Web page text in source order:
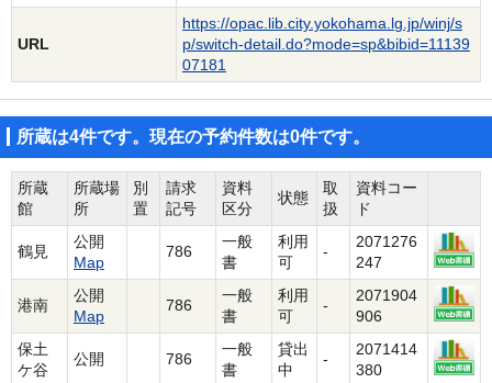
URL
https://opac.lib.city.yokohama.lg.jp/winj/s
p/switch-detail.do?mode=sp&bibid=11139
07181
所蔵は4件です。現在の予約件数は0件です。
所蔵
館
所蔵場
所
別
置
請求
記号
資料
区分
状態
取
扱
資料コー
ド
鶴見
公開
Map
786
一般
書
利用
可
-
2071276
247
港南
公開
Map
786
一般
書
利用
可
-
2071904
906
保土
ケ谷
公開 786
一般
書
貸出
中
-
2071414
380